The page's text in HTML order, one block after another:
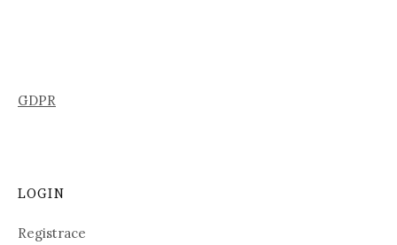
GDPR
LOGIN
Registrace